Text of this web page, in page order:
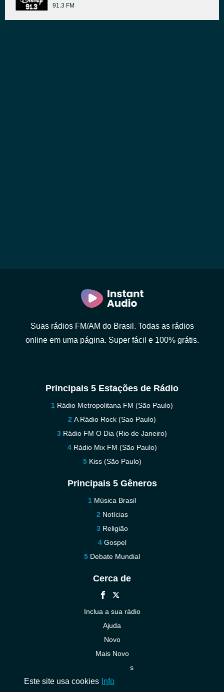
91.3 FM
Suas rádios FM/AM do Brasil. Todas as rádios
online em uma página. Super fácil e 100% grátis.
Principais 5 Estações de Rádio
Rádio Metropolitana FM (São Paulo)
A Rádio Rock (Sao Paulo)
Rádio FM O Dia (Rio de Janeiro)
Rádio Mix FM (São Paulo)
Kiss (São Paulo)
Principais 5 Gêneros
Música Brasil
Notícias
Religião
Gospel
Debate Mundial
Cerca de
Inclua a sua rádio
Ajuda
Novo
Mais Novo
Contacte-nos
Este site usa cookies Info